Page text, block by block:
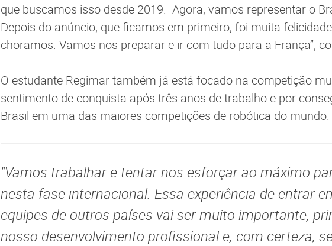
que buscamos isso desde 2019. Agora, vamos representar o
Depois do anúncio, que ficamos em primeiro, foi muita
choramos. Vamos nos preparar e ir com tudo para a França”,
O estudante Regimar também já está focado na competição
sentimento de conquista após três anos de trabalho e por
Brasil em uma das maiores competições de robótica do mundo.
"Vamos trabalhar e tentar nos esforçar ao máximo
nesta fase internacional. Essa experiência de entrar
equipes de outros países vai ser muito importante,
nosso desenvolvimento profissional e, com certeza,